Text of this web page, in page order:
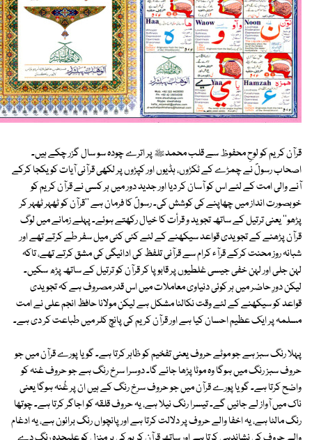
قرآن کریم کو لوحِ محفوظ سے قلب محمدﷺ پر اترے چودہ سو سال گزر چکے ہیں۔
اصحاب رسولؐ نے چمڑے کے ٹکڑوں، ہڈیوں اور کپڑوں پر لکھی قرآنی آیات کو یکجا کرکے
آنے والی امت کے لئے اس کو آسان کر دیا اور جدید دور میں ہر کسی نے قرآن کریم کو
خوبصورت انداز میں چھاپنے کی کوشش کی۔ رسولؐ کا فرمان ہے ''قرآن کو ٹھہر ٹھہر کر
پڑھو'' یعنی ترتیل کے ساتھ تجوید و قرأت کا خیال رکھتے ہوئے۔ پہلے زمانے میں لوگ
قرآن پڑھنے کے تجویدی قواعد سیکھنے کے لئے کئی کئی میل سفر طے کرتے تھے اور
شبانہ روز محنت کرکے قرآء کرام سے قرآنی تلفظ کی ادائیگی کی مشق کرتے تھے، تاکہ
لہن جلی اور لہن خفی جیسی غلطیوں پر قابو پا کر قرآن کو ترتیل کے ساتھ پڑھ سکیں۔
لیکن دورِ حاضر میں ہر کوئی دنیاوی معاملات میں اس قدر مصروف ہے کہ تجویدی
قواعد کو سیکھنے کے لئے وقت نکالنا مشکل ہے لیکن مولانا حافظ انجم علی نے امت
مسلمہ پر ایک عظیم احسان کیا ہے اور قرآن کریم کی پانچ کلر میں طباعت کر دی ہے۔
پہلا رنگ سبز ہے جو موٹے حروف یعنی تفخیم کو ظاہر کرتا ہے۔ گویا پورے قرآن میں جو
حروف سبز رنگ میں ہوگا وہ موٹا پڑھا جائے گا۔ دوسرا سرخ رنگ ہے جو حروف غنہ کو
واضح کرتا ہے۔ گویا پورے قرآن میں جو حروف سرخ رنگ کے ہیں ان پر غُنہ ہوگا یعنی
ناک میں آواز لے جائیں گے۔ تیسرا رنگ نیلا ہے، یہ حروف قلقہ کو اجاگر کرتا ہے۔ چوتھا
رنگ مالٹا ہے، یہ اخفا والے حروف پر دلالت کرتا ہے اور پانچواں رنگ برائون ہے، یہ ادغام